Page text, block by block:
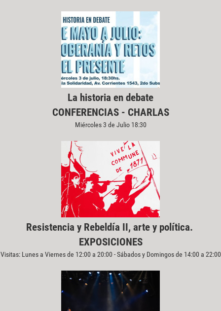
La historia en debate
CONFERENCIAS - CHARLAS
Miércoles 3 de Julio 18:30
Resistencia y Rebeldía II, arte y política.
EXPOSICIONES
Visitas: Lunes a Viernes de 12:00 a 20:00 - Sábados y Domingos de 14:00 a 22:00